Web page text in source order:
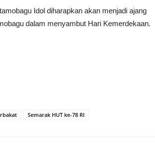
Idol diharapkan akan menjadi ajang
dalam menyambut Hari Kemerdekaan.
Semarak HUT ke-78 RI